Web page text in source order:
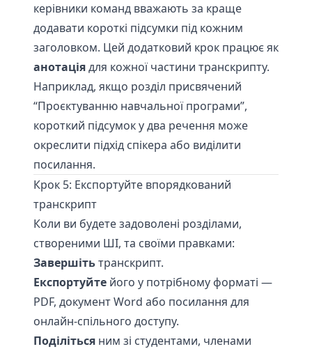
керівники команд вважають за краще
додавати короткі підсумки під кожним
заголовком. Цей додатковий крок працює як
анотаціядля кожної частини транскрипту.
Наприклад, якщо розділ присвячений
“Проєктуванню навчальної програми”,
короткий підсумок у два речення може
окреслити підхід спікера або виділити
посилання.
Крок 5: Експортуйте впорядкований
транскрипт
Коли ви будете задоволені розділами,
створеними ШІ, та своїми правками:
Завершітьтранскрипт.
Експортуйте його у потрібному форматі —
PDF, документ Word або посилання для
онлайн-спільного доступу.
Поділіться ним зі студентами, членами